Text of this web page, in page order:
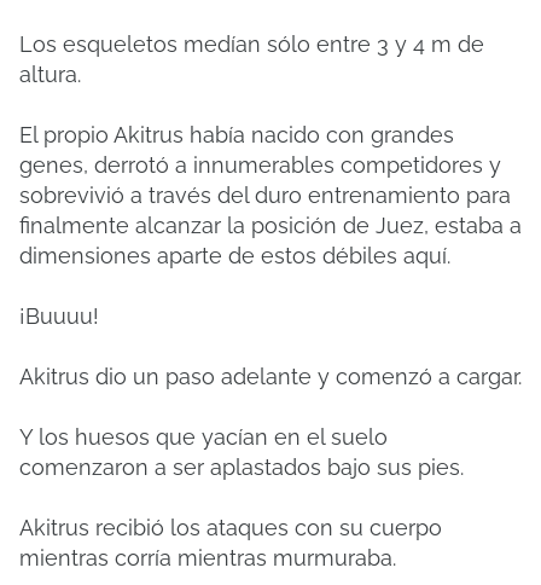
Los esqueletos medían sólo entre 3 y 4 m de
altura.
El propio Akitrus había nacido con grandes
genes, derrotó a innumerables competidores y
sobrevivió a través del duro entrenamiento para
finalmente alcanzar la posición de Juez, estaba a
dimensiones aparte de estos débiles aquí.
¡Buuuu!
Akitrus dio un paso adelante y comenzó a cargar.
Y los huesos que yacían en el suelo
comenzaron a ser aplastados bajo sus pies.
Akitrus recibió los ataques con su cuerpo
mientras corría mientras murmuraba.